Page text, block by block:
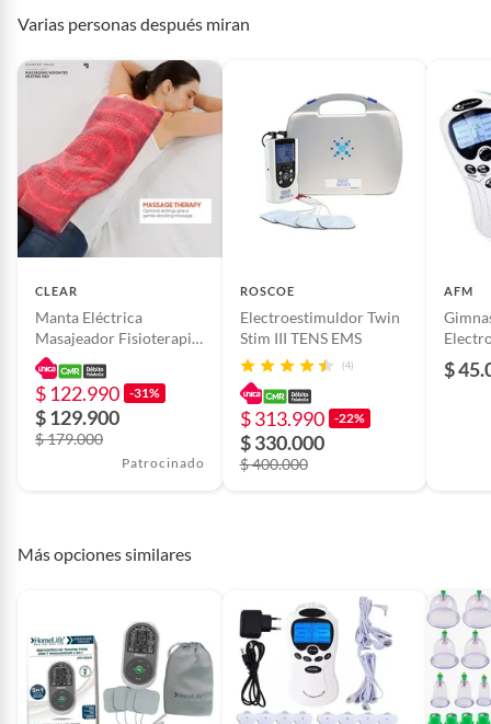
Condicion del
Nuevo
Registro SIC ninguno
Modo de fabricación Industrial
Instrucciones de uso
Nombre del
fabricante o
importador
home life
Requiere Serial
No
uso
Cantidad contenida
en el empaque
1
Modelo HM14000 JPD-ES230
Varias personas después miran
CLEAR
Manta Eléctrica
Masajeador Fisioterapia
Alivio Dolor Térmica No
Generica
$ 122.990 -31%
$ 129.900
$ 179.000
Patrocinado
ROSCOE
Electroestimuldor Twin
Stim III TENS EMS
(4)
$ 313.990 -22%
$ 330.000
$ 400.000
AFM
$
Más opciones similares